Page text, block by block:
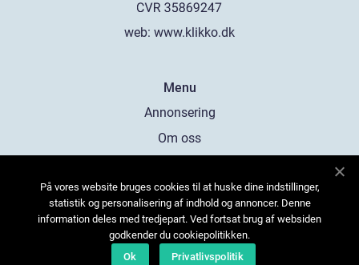
web: www.klikko.dk
Menu
Annonsering
Om oss
Kontakta oss
Sitemap
På vores website bruges cookies til at huske dine indstillinger,
statistik og personalisering af indhold og annoncer. Denne
information deles med tredjepart. Ved fortsat brug af websiden
godkender du cookiepolitikken.
Ok
Privatlivspolitik